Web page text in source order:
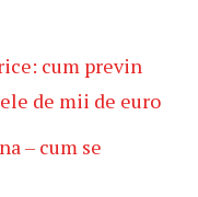
cum previn
de mii de euro
– cum se